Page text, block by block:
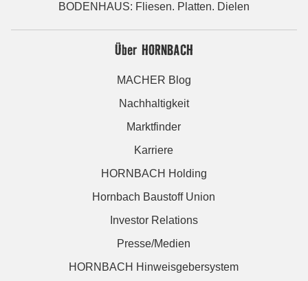
BODENHAUS: Fliesen. Platten. Dielen
Über HORNBACH
MACHER Blog
Nachhaltigkeit
Marktfinder
Karriere
HORNBACH Holding
Hornbach Baustoff Union
Investor Relations
Presse/Medien
HORNBACH Hinweisgebersystem